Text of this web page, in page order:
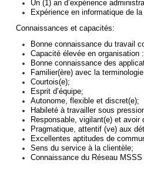
Un (1) an d’expérience
Expérience en informatique de
Connaissances et capacités:
Bonne connaissance du travail
Capacité élevée en
Bonne connaissance des
Familier(ère) avec la
Courtois(e);
Esprit d’équipe;
Autonome, flexible et discret(e);
Habileté à travailler sous
Responsable, vigilant(e) et avoir
Pragmatique, attentif (ve) aux
Excellentes aptitudes de
Sens du service à la clientèle;
Connaissance du Réseau